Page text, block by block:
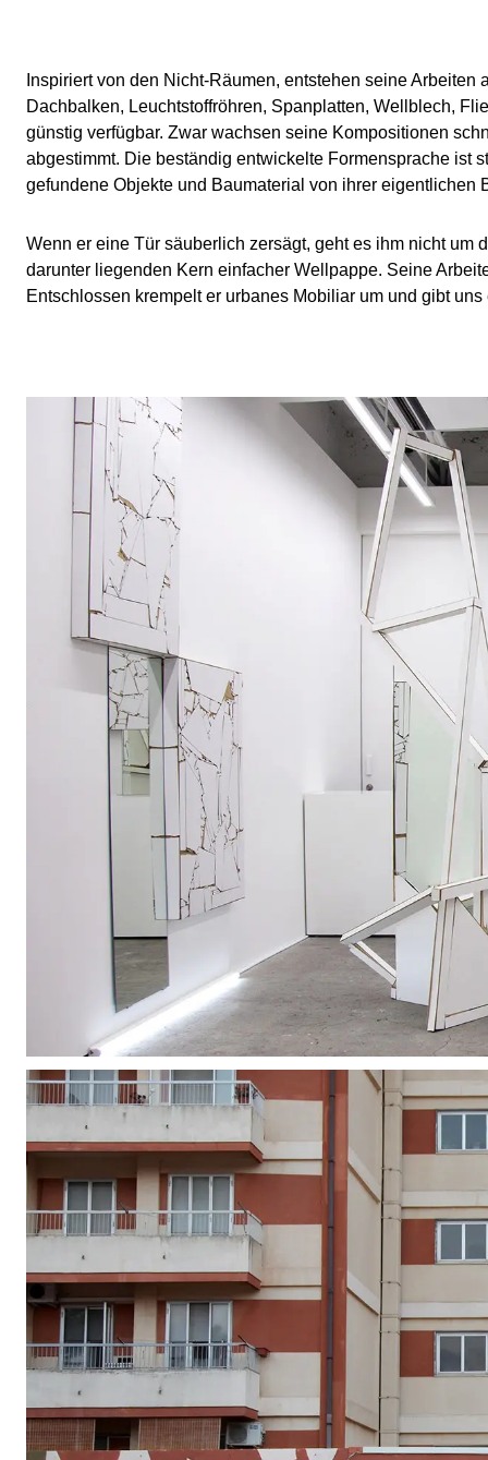
Inspiriert von den Nicht-Räumen, entstehen seine
Dachbalken, Leuchtstoffröhren, Spanplatten, Wellblech,
günstig verfügbar. Zwar wachsen seine Kompositionen
abgestimmt. Die beständig entwickelte Formensprache ist
gefundene Objekte und Baumaterial von ihrer
Wenn er eine Tür säuberlich zersägt, geht es ihm nicht
darunter liegenden Kern einfacher Wellpappe. Seine
Entschlossen krempelt er urbanes Mobiliar um und gibt